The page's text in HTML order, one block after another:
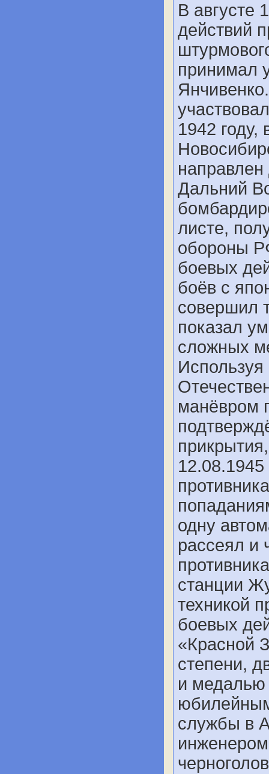
В августе
действий
принимал
1942 году,
Дальний
листе,
обороны
боевых
боёв с
совершил
показал
сложных
манёвром
12.08.1945
одну
рассеял и
станции
техникой
боевых
«Красной
степени,
и медалью
службы в